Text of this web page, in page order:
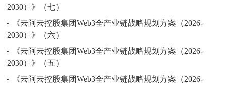
2030）》（七）
《云阿云控股集团Web3全产业链战略规划方案（2026-
2030）》（六）
《云阿云控股集团Web3全产业链战略规划方案（2026-
2030）》（五）
《云阿云控股集团Web3全产业链战略规划方案（2026-